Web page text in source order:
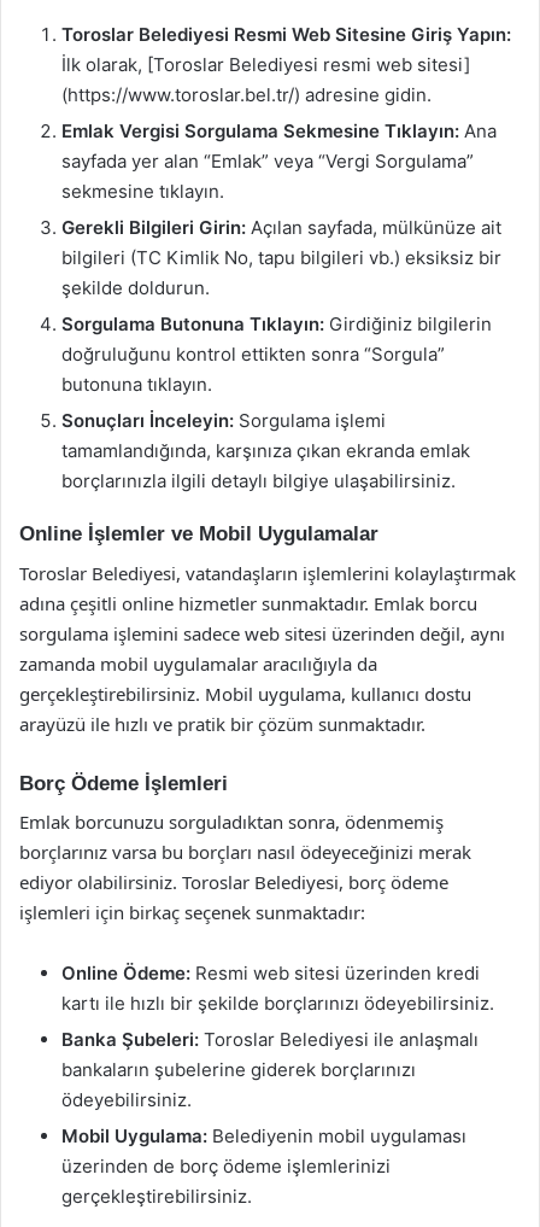
Toroslar Belediyesi Resmi Web Sitesine Giriş Yapın:
İlk olarak, [Toroslar Belediyesi resmi web sitesi]
(https://www.toroslar.bel.tr/) adresine gidin.
Emlak Vergisi Sorgulama Sekmesine Tıklayın: Ana
sayfada yer alan “Emlak” veya “Vergi Sorgulama”
sekmesine tıklayın.
Gerekli Bilgileri Girin: Açılan sayfada, mülkünüze ait
bilgileri (TC Kimlik No, tapu bilgileri vb.) eksiksiz bir
şekilde doldurun.
Sorgulama Butonuna Tıklayın: Girdiğiniz bilgilerin
doğruluğunu kontrol ettikten sonra “Sorgula”
butonuna tıklayın.
Sonuçları İnceleyin: Sorgulama işlemi
tamamlandığında, karşınıza çıkan ekranda emlak
borçlarınızla ilgili detaylı bilgiye ulaşabilirsiniz.
Online İşlemler ve Mobil Uygulamalar
Toroslar Belediyesi, vatandaşların işlemlerini kolaylaştırmak
adına çeşitli online hizmetler sunmaktadır. Emlak borcu
sorgulama işlemini sadece web sitesi üzerinden değil, aynı
zamanda mobil uygulamalar aracılığıyla da
gerçekleştirebilirsiniz. Mobil uygulama, kullanıcı dostu
arayüzü ile hızlı ve pratik bir çözüm sunmaktadır.
Borç Ödeme İşlemleri
Emlak borcunuzu sorguladıktan sonra, ödenmemiş
borçlarınız varsa bu borçları nasıl ödeyeceğinizi merak
ediyor olabilirsiniz. Toroslar Belediyesi, borç ödeme
işlemleri için birkaç seçenek sunmaktadır:
Online Ödeme: Resmi web sitesi üzerinden kredi
kartı ile hızlı bir şekilde borçlarınızı ödeyebilirsiniz.
Banka Şubeleri: Toroslar Belediyesi ile anlaşmalı
bankaların şubelerine giderek borçlarınızı
ödeyebilirsiniz.
Mobil Uygulama: Belediyenin mobil uygulaması
üzerinden de borç ödeme işlemlerinizi
gerçekleştirebilirsiniz.